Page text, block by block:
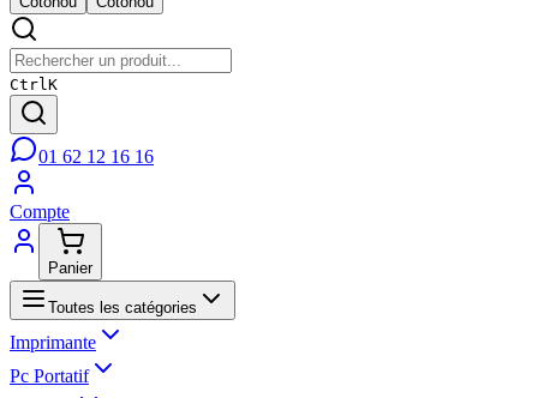
CtrlK
01 62 12 16 16
Compte
Panier
Toutes les catégories
Imprimante
Pc Portatif